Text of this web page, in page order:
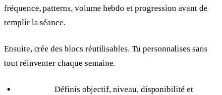
fréquence, patterns, volume hebdo et progression avant de
remplir la séance.
Ensuite, crée des blocs réutilisables. Tu personnalises sans
tout réinventer chaque semaine.
Définis objectif, niveau, disponibilité et